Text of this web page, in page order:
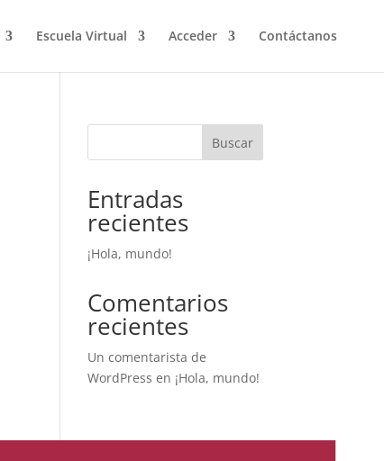
Escuela Virtual Acceder Contáctanos
Buscar
Entradas
recientes
¡Hola, mundo!
Comentarios
recientes
Un comentarista de
WordPress en ¡Hola, mundo!